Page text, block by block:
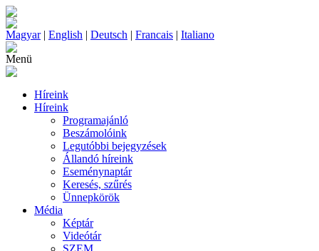
Magyar| English | Deutsch | Francais | Italiano
Menü
Híreink
Híreink
Programajánló
Beszámolóink
Legutóbbi bejegyzések
Állandó híreink
Eseménynaptár
Keresés, szűrés
Ünnepkörök
Média
Képtár
Videótár
SZEM